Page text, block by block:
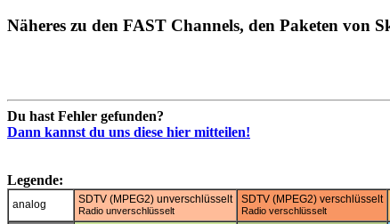
Näheres zu den FAST Channels, den Paketen von
Du hast Fehler gefunden?
Dann kannst du uns diese hier mitteilen!
Legende:
analog SDTV (MPEG2) unverschlüsselt
Radio unverschlüsselt
SDTV (MPEG2) verschlüsselt
Radio verschlüsselt